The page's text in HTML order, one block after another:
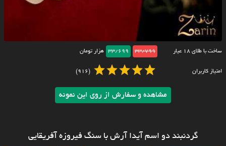
ساخت با طلای ۱۸ عیار 33/799
33/699 هزار تومان
امتیاز کاربران (916)
مشاهده و سفارش از روی این نمونه
گردنبند دو اسم آیدا آرش با سنگ فیروزه آفریقایی